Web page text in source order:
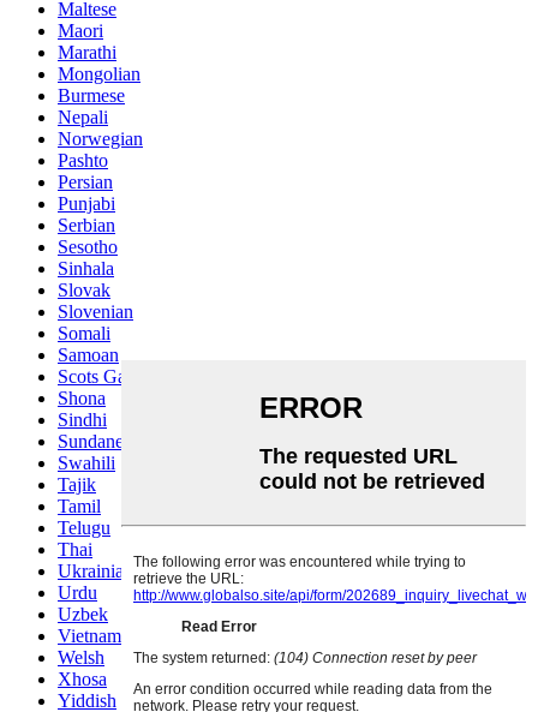
Maltese
Maori
Marathi
Mongolian
Burmese
Nepali
Norwegian
Pashto
Persian
Punjabi
Serbian
Sesotho
Sinhala
Slovak
Slovenian
Somali
Samoan
Scots Gaelic
Shona
Sindhi
Sundanese
Swahili
Tajik
Tamil
Telugu
Thai
Ukrainian
Urdu
Uzbek
Vietnamese
Welsh
Xhosa
Yiddish